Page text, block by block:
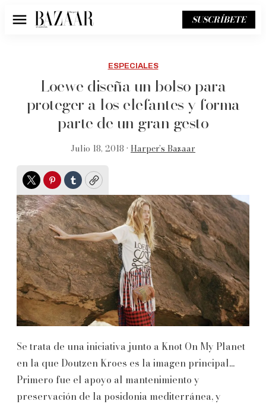
Menú SUSCRÍBETE
ESPECIALES
Loewe diseña un bolso para
proteger a los elefantes y forma
parte de un gran gesto
Julio 18, 2018 • Harper’s Bazaar
TwitterPinterest
TumblrCopy
Se trata de una iniciativa junto a Knot On My Planet
en la que Doutzen Kroes es la imagen principal...
Primero fue el apoyo al mantenimiento y
preservación de la posidonia mediterránea, y